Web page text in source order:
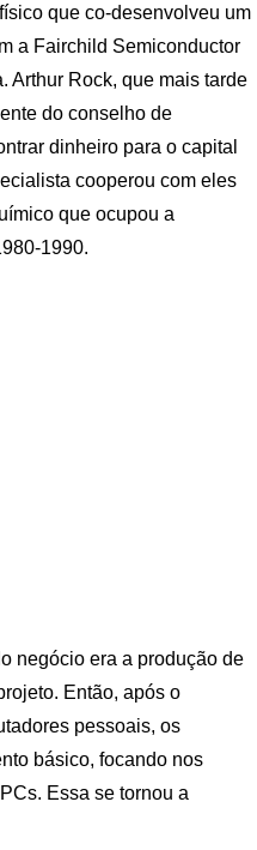
que co-desenvolveu um
a Fairchild Semiconductor
Arthur Rock, que mais tarde
do conselho de
dinheiro para o capital
cooperou com eles
que ocupou a
1990.
negócio era a produção de
Então, após o
pessoais, os
básico, focando nos
Essa se tornou a